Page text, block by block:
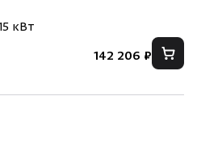
кВт
142 206 ₽
Зарегистрироваться